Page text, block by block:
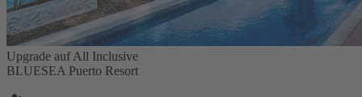
Upgrade auf All Inclusive
BLUESEA Puerto Resort